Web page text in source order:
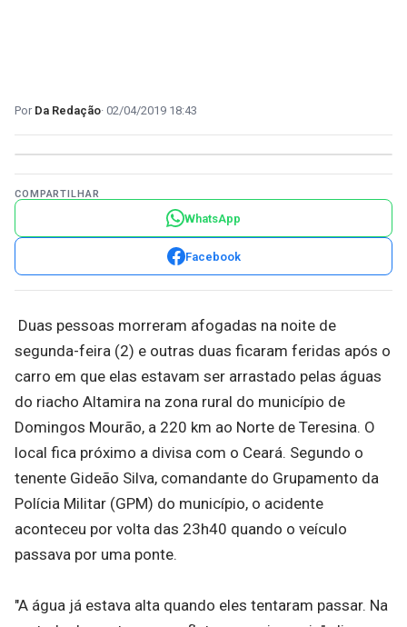
Da Redação 02/04/2019 18:43
COMPARTILHAR
WhatsApp
Facebook
Duas pessoas morreram afogadas na noite de
segunda-feira (2) e outras duas ficaram feridas após o
carro em que elas estavam ser arrastado pelas águas
do riacho Altamira na zona rural do município de
Domingos Mourão, a 220 km ao Norte de Teresina. O
local fica próximo a divisa com o Ceará. Segundo o
tenente Gideão Silva, comandante do Grupamento da
Polícia Militar (GPM) do município, o acidente
aconteceu por volta das 23h40 quando o veículo
passava por uma ponte.
"A água já estava alta quando eles tentaram passar. Na